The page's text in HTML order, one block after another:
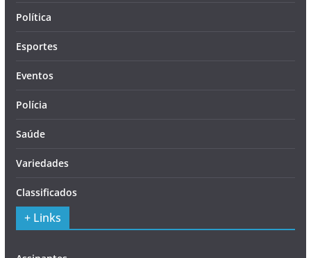
Política
Esportes
Eventos
Polícia
Saúde
Variedades
Classificados
+ Links